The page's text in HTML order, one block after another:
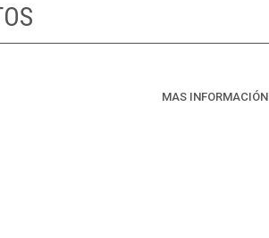
MAS INFORMACIÓN